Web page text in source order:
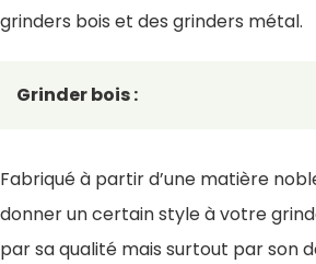
grinders bois et des grinders métal.
Grinder bois :
Fabriqué à partir d’une matière
donner un certain style à votre
par sa qualité mais surtout par son